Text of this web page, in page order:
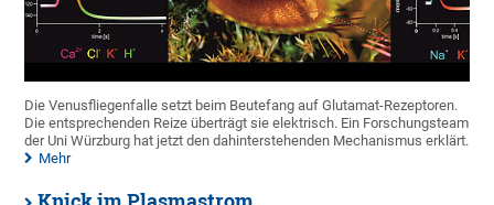
Die Venusfliegenfalle setzt beim Beutefang auf Glutamat-Rezeptoren.
Die entsprechenden Reize überträgt sie elektrisch. Ein Forschungsteam
der Uni Würzburg hat jetzt den dahinterstehenden Mechanismus erklärt.
Mehr